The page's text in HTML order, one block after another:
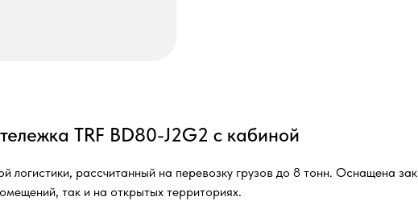
TRF BD80-J2G2 с кабиной
логистики, рассчитанный на перевозку грузов до 8 тонн. Оснащена
так и на открытых территориях.